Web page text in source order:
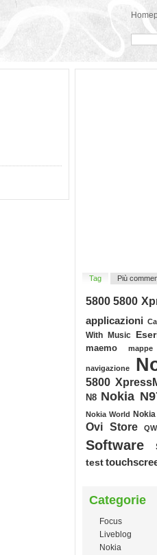
Tag Più
5800 5800
applicazioni
With Music
maemo mappe
navigazione
5800
N8 Nokia
Nokia World Nokia
Ovi Store
Software
test
Categorie
Focus
Liveblog
Nokia